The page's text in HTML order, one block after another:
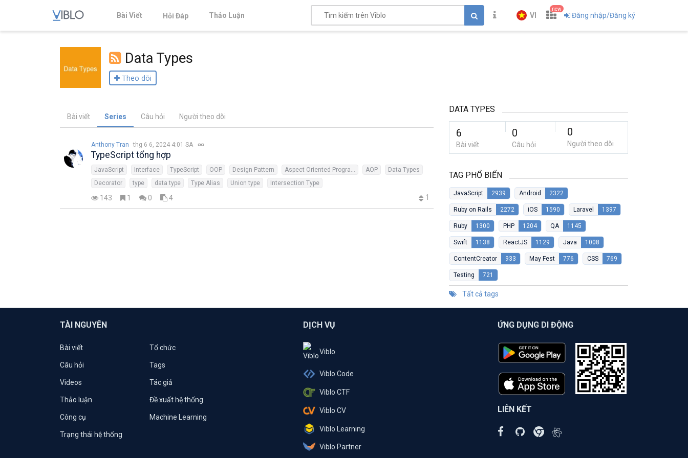
Bài Viết Hỏi Đáp Thảo Luận VI
new
Đăng nhập/Đăng ký
Data Types
Theo dõi
Bài viết Series Câu hỏi Người theo dõi
Anthony Tran thg 6 6, 2024 4:01 SA
TypeScript tổng hợp
JavaScript Interface TypeScript OOP Design Pattern Aspect Oriented Programming AOP
Data Types
Decorator
type data type Type Alias Union type Intersection Type
143 1 0 4 1
DATA TYPES
6
Bài viết
0
Câu hỏi
0
Người theo dõi
TAG PHỔ BIẾN
JavaScript 2939 Android 2322
Ruby on Rails 2272 iOS 1590 Laravel 1397
Ruby 1300 PHP 1204 QA 1145
Swift 1138 ReactJS 1129 Java 1008
ContentCreator 933 May Fest 776 CSS 769
Testing 721
Tất cả tags
TÀI NGUYÊN
Bài viết Tổ chức
Câu hỏi Tags
Videos Tác giả
Thảo luận Đề xuất hệ thống
Công cụ Machine Learning
Trạng thái hệ thống
DỊCH VỤ
Viblo
Viblo Code
Viblo CTF
Viblo CV
Viblo Learning
Viblo Partner
ỨNG DỤNG DI ĐỘNG
LIÊN KẾT